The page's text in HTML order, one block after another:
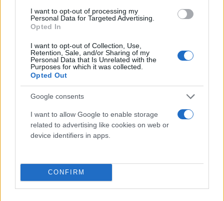
I want to opt-out of processing my
Personal Data for Targeted Advertising.
Opted In
I want to opt-out of Collection, Use,
Retention, Sale, and/or Sharing of my
Personal Data that Is Unrelated with the
Purposes for which it was collected.
Opted Out
Google consents
I want to allow Google to enable storage
related to advertising like cookies on web or
device identifiers in apps.
CONFIRM
συμφερόντων σούπερ μάρκετ Mere δείχνουν ξανά σημεία ζωής
επιστρέφοντας στη Θεσσαλονίκη και επεκτείνοντας την
δραστηριότητα της στην Καλαμάτα.
04.11.2024 11:37
Χριστοδούλου
Νίκος Ανδρουλάκης από Γιαννιτσά: «Είναι εθνική